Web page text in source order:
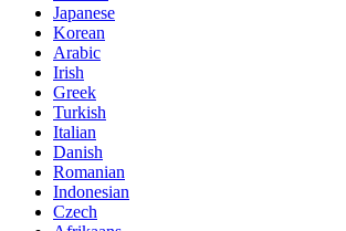
Japanese
Korean
Arabic
Irish
Greek
Turkish
Italian
Danish
Romanian
Indonesian
Czech